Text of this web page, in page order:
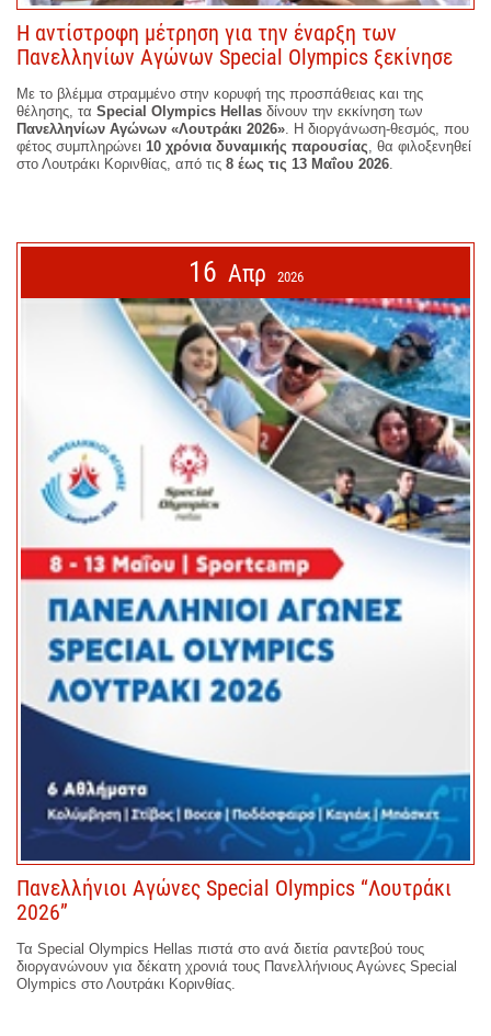
Η αντίστροφη μέτρηση για την έναρξη των
Πανελληνίων Αγώνων Special Olympics ξεκίνησε
Με το βλέμμα στραμμένο στην κορυφή της προσπάθειας και της
θέλησης, τα Special Olympics Hellas δίνουν την εκκίνηση των
Πανελληνίων Αγώνων «Λουτράκι 2026». Η διοργάνωση-θεσμός, που
φέτος συμπληρώνει 10 χρόνια δυναμικής παρουσίας, θα φιλοξενηθεί
στο Λουτράκι Κορινθίας, από τις 8 έως τις 13 Μαΐου 2026.
16 Απρ 2026
Πανελλήνιοι Αγώνες Special Olympics “Λουτράκι
2026”
Τα Special Olympics Hellas πιστά στο ανά διετία ραντεβού τους
διοργανώνουν για δέκατη χρονιά τους Πανελλήνιους Αγώνες Special
Olympics στο Λουτράκι Κορινθίας.